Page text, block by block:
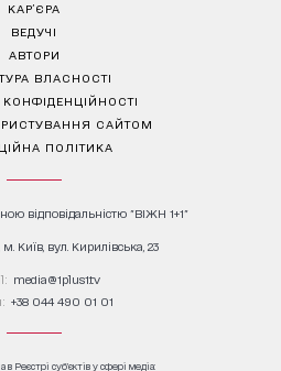
КАР’ЄРА
ВЕДУЧІ
АВТОРИ
ВЛАСНОСТІ
САЙТОМ
ПОЛІТИКА
відповідальністю "ВІЖН 1+1"
Київ, вул. Кирилівська, 23
media@1plus1.tv
+38 044 490 01 01
в Реєстрі суб’єктів у сфері медіа: